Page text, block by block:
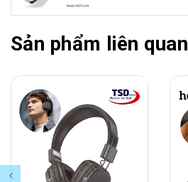
Sản phẩm liên quan